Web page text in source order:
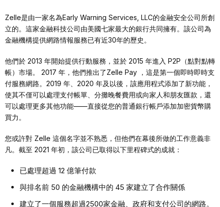
Zelle是由一家名為Early Warning Services, LLC的金融安全公司所創
立的。這家金融科技公司由美國七家最大的銀行共同擁有。該公司為
金融機構提供網路情報服務已有近30年的歷史。
他們於 2013 年開始提供行動服務，並於 2015 年進入 P2P（點對點轉
帳）市場。 2017 年，他們推出了Zelle Pay ，這是第一個即時即時支
付服務網路。2019 年、2020 年及以後，該應用程式添加了新功能，
使其不僅可以處理支付帳單、分攤晚餐費用或向家人和朋友匯款，還
可以處理更多其他功能——直接從您的普通銀行帳戶添加加密貨幣購
買力。
您或許對 Zelle 這個名字並不熟悉，但他們在幕後所做的工作意義非
凡。截至 2021 年初，該公司已取得以下里程碑式的成就：
已處理超過 12 億筆付款
與排名前 50 的金融機構中的 45 家建立了合作關係
建立了一個服務超過2500家金融、政府和支付公司的網路。